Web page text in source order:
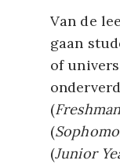
Van de
gaan
of
(
(
(Junior